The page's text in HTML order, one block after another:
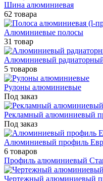
Шина алюминиевая
62 товара
Алюминиевые полосы
31 товар
Алюминиевый
5 товаров
Рулоны алюминиевые
Под заказ
Рекламный алюминиевый
Под заказ
Алюминиевый профиль
6 товаров
Профиль алюминиевый
Чертежный алюминиевый